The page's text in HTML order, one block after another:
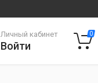
Личный кабинет
Войти
0